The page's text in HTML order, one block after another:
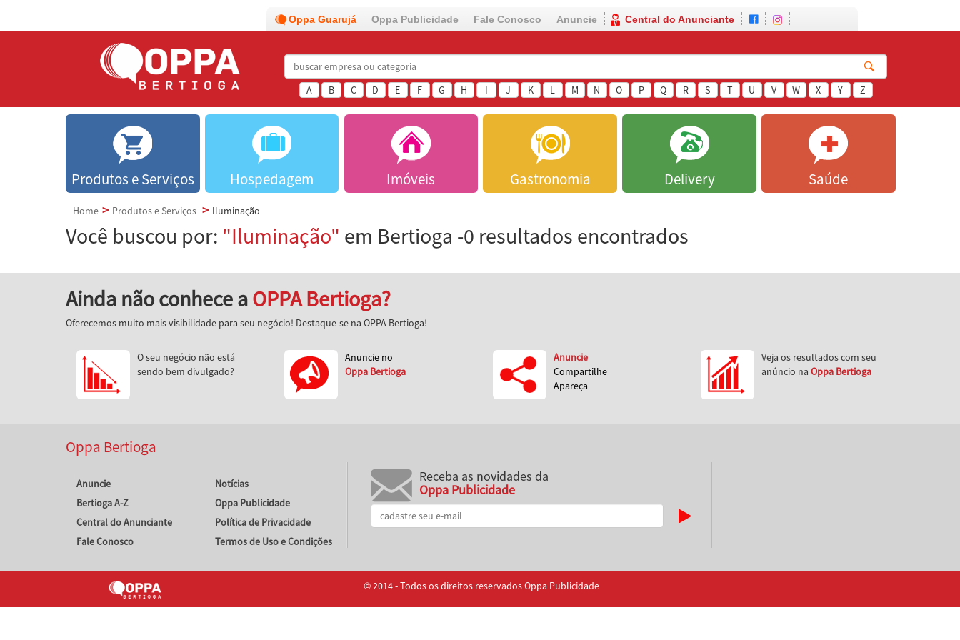
Oppa Guarujá Oppa Publicidade Fale Conosco Anuncie Central do Anunciante
A B C D E F G H I J K L M N O P Q R S T U V W X Y Z
Produtos e Serviços Hospedagem Imóveis Gastronomia Delivery Saúde
Home Produtos e Serviços Iluminação
Você buscou por: "Iluminação" em Bertioga -0 resultados encontrados
Ainda não conhece aOPPA Bertioga?
Oferecemos muito mais visibilidade para seu negócio! Destaque-se na OPPA Bertioga!
O seu negócio não está
sendo bem divulgado?
Anuncie no
Oppa Bertioga
Anuncie
Compartilhe
Apareça
Veja os resultados com seu
anúncio na Oppa Bertioga
Oppa Bertioga
Anuncie
Bertioga A-Z
Central do Anunciante
Fale Conosco
Notícias
Oppa Publicidade
Política de Privacidade
Termos de Uso e Condições
Receba as novidades da
Oppa Publicidade
© 2014 - Todos os direitos reservados Oppa Publicidade